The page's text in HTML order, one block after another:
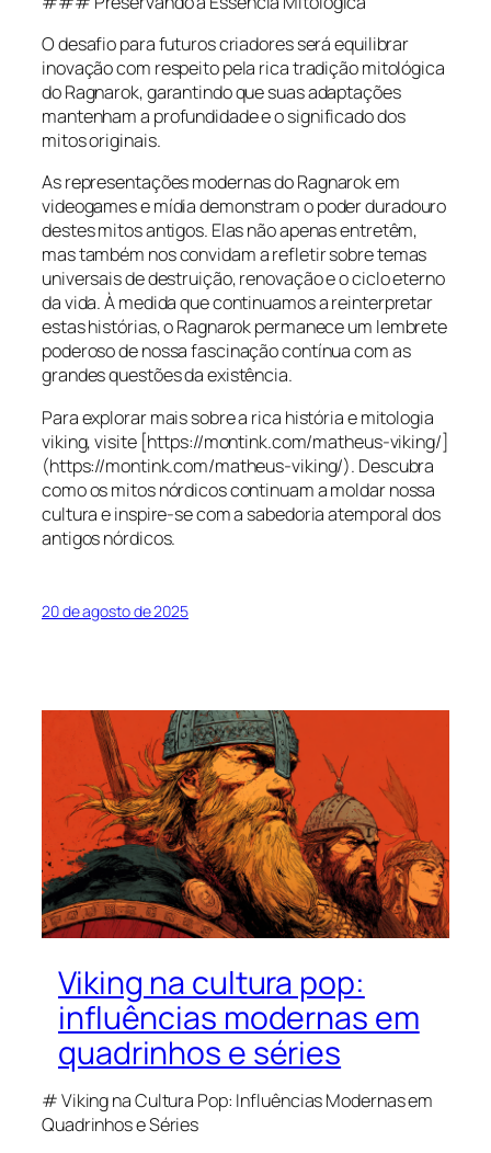
O desafio para futuros criadores será equilibrar
inovação com respeito pela rica tradição mitológica
do Ragnarok, garantindo que suas adaptações
mantenham a profundidade e o significado dos
mitos originais.
As representações modernas do Ragnarok em
videogames e mídia demonstram o poder duradouro
destes mitos antigos. Elas não apenas entretêm,
mas também nos convidam a refletir sobre temas
universais de destruição, renovação e o ciclo eterno
da vida. À medida que continuamos a reinterpretar
estas histórias, o Ragnarok permanece um lembrete
poderoso de nossa fascinação contínua com as
grandes questões da existência.
Para explorar mais sobre a rica história e mitologia
viking, visite [https://montink.com/matheus-viking/]
(https://montink.com/matheus-viking/). Descubra
como os mitos nórdicos continuam a moldar nossa
cultura e inspire-se com a sabedoria atemporal dos
antigos nórdicos.
20 de agosto de 2025
Viking na cultura pop:
influências modernas em
quadrinhos e séries
# Viking na Cultura Pop: Influências Modernas em
Quadrinhos e Séries